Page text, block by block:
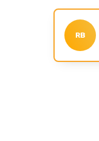
RB